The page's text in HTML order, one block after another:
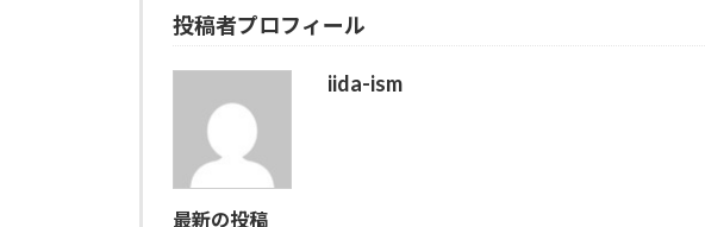
投稿者プロフィール
iida-ism
最新の投稿